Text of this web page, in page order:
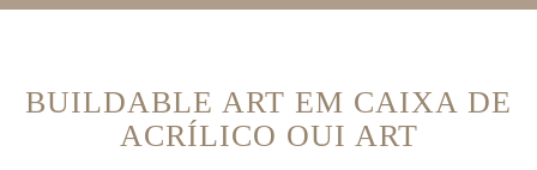
o
BUILDABLE ART EM CAIXA DE
ACRÍLICO OUI ART